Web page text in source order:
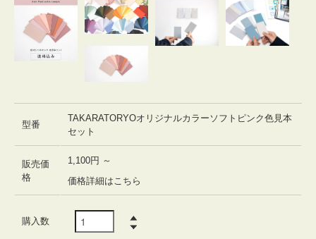
型番
TAKARATORYOオリジナルカラーソフトピンク色見本
セット
販売価
格
1,100円 ～
価格詳細はこちら
購入数